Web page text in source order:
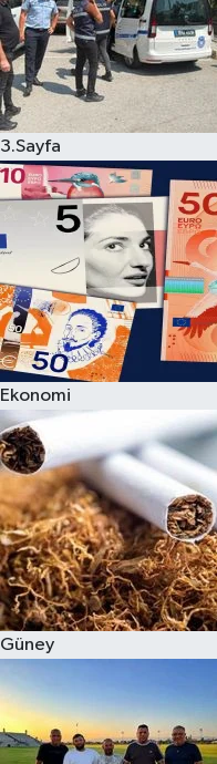
3.Sayfa
Ekonomi
Güney